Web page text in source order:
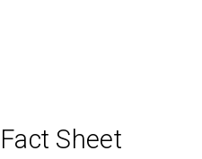
Fact Sheet